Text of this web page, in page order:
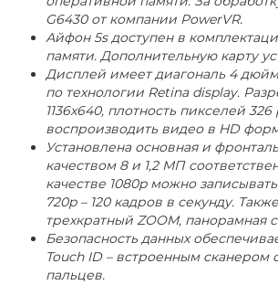
G6430 от компании PowerVR.
Айфон 5s доступен в
памяти. Дополнительную карту
Дисплей имеет диагональ 4
по технологии Retina display.
1136x640, плотность пикселей
воспроизводить видео в HD
Установлена основная и
качеством 8 и 1,2 МП
качестве 1080p можно
720p – 120 кадров в секунду.
трехкратный ZOOM, панорамная
Безопасность данных
Touch ID – встроенным сканером
пальцев.